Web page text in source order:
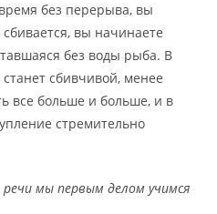
без перерыва, вы
вы начинаете
без воды рыба. В
сбивчивой, менее
все больше и больше, и в
стремительно
мы первым делом учимся